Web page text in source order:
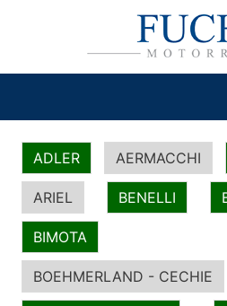
ADLER AERMACCHI
ARIEL BENELLI
BIMOTA
BOEHMERLAND - CECHIE